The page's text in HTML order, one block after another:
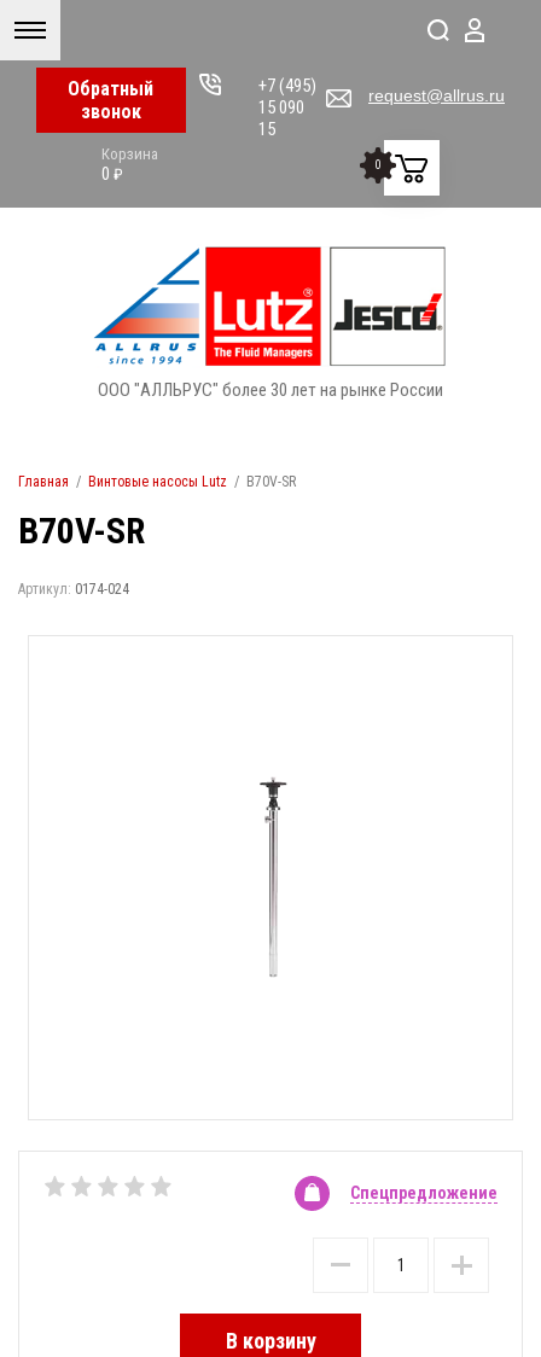
request@allrus.ru
+7 (495)
15 090
15
Обратный
звонок
0
Корзина
0 ₽
ООО "АЛЛЬРУС" более 30 лет на рынке России
Главная / Винтовые насосы Lutz / B70V-SR
B70V-SR
Артикул: 0174-024
Спецпредложение
В корзину